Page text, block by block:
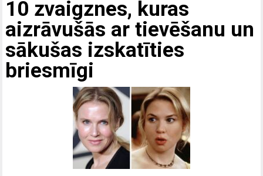
10 zvaigznes, kuras
aizrāvušās ar tievēšanu un
sākušas izskatīties
briesmīgi